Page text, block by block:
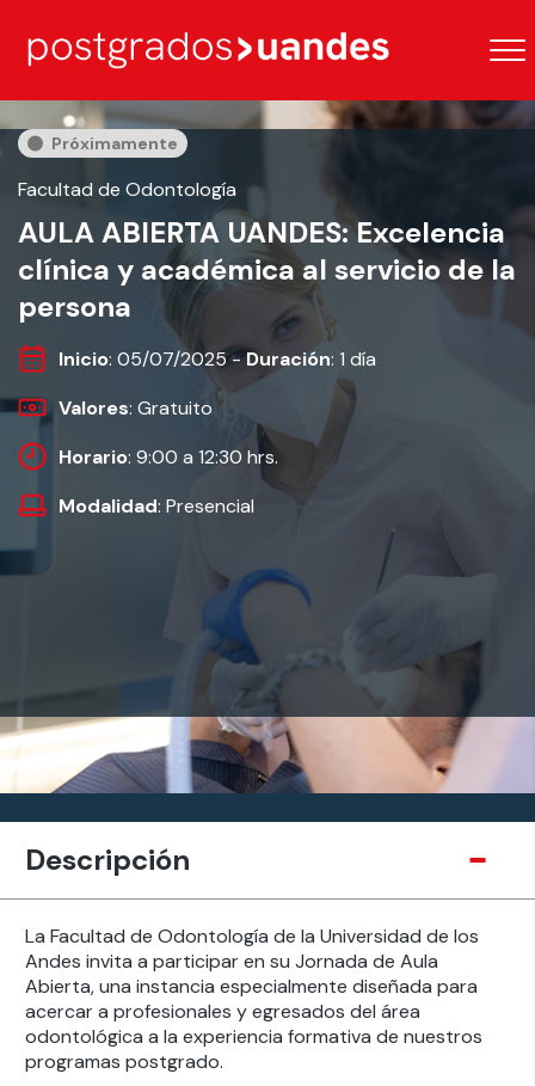
Próximamente
Facultad de Odontología
AULA ABIERTA UANDES: Excelencia
clínica y académica al servicio de la
persona
Inicio: 05/07/2025 -Duración: 1 día
Valores: Gratuito
Horario: 9:00 a 12:30 hrs.
Modalidad: Presencial
Descripción
La Facultad de Odontología de la Universidad de los
Andes invita a participar en su Jornada de Aula
Abierta, una instancia especialmente diseñada para
acercar a profesionales y egresados del área
odontológica a la experiencia formativa de nuestros
programas postgrado.